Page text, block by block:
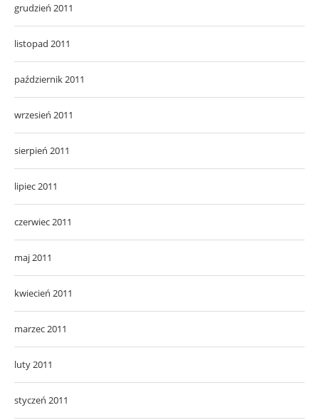
grudzień 2011
listopad 2011
październik 2011
wrzesień 2011
sierpień 2011
lipiec 2011
czerwiec 2011
maj 2011
kwiecień 2011
marzec 2011
luty 2011
styczeń 2011